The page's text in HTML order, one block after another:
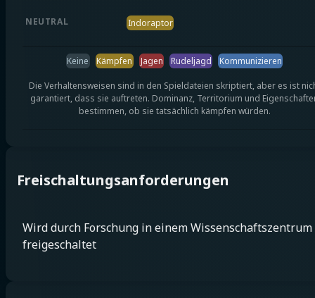
NEUTRAL Indoraptor
Keine Kämpfen Jagen Rudeljagd Kommunizieren
Die Verhaltensweisen sind in den Spieldateien skriptiert, aber es ist
garantiert, dass sie auftreten. Dominanz, Territorium und
bestimmen, ob sie tatsächlich kämpfen würden.
Freischaltungsanforderungen
Wird durch Forschung in einem Wissenschaftszentrum
freigeschaltet